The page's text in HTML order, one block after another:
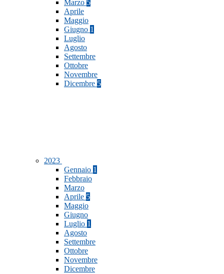
Marzo 5
Aprile
Maggio
Giugno 1
Luglio
Agosto
Settembre
Ottobre
Novembre
Dicembre 5
2023
Gennaio 1
Febbraio
Marzo
Aprile 5
Maggio
Giugno
Luglio 1
Agosto
Settembre
Ottobre
Novembre
Dicembre